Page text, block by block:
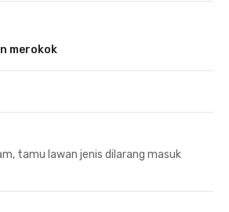
merokok
tamu lawan jenis dilarang masuk